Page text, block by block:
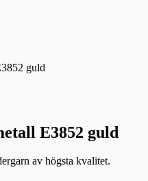
guld
E3852 guld
av högsta kvalitet.